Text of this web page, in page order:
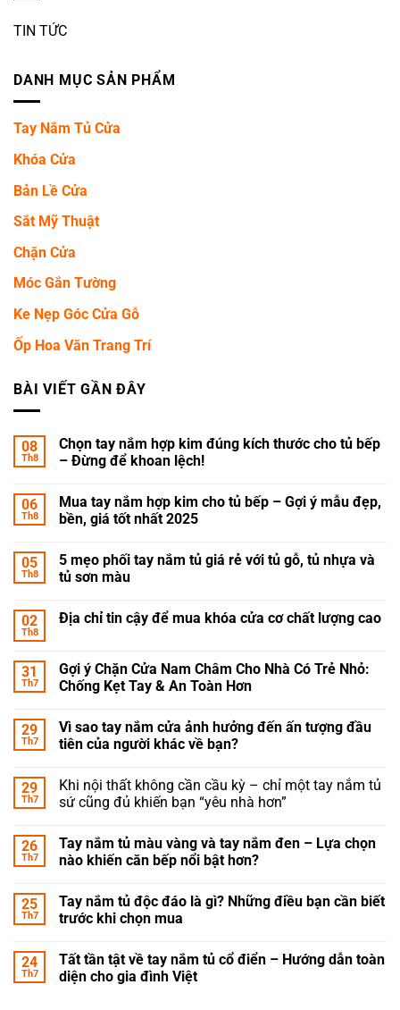
TIN TỨC
DANH MỤC SẢN PHẨM
Tay Nắm Tủ Cửa
Khóa Cửa
Bản Lề Cửa
Sắt Mỹ Thuật
Chặn Cửa
Móc Gắn Tường
Ke Nẹp Góc Cửa Gỗ
Ốp Hoa Văn Trang Trí
BÀI VIẾT GẦN ĐÂY
08
Th8
Chọn tay nắm hợp kim đúng kích thước cho tủ bếp
– Đừng để khoan lệch!
06
Th8
Mua tay nắm hợp kim cho tủ bếp – Gợi ý mẫu đẹp,
bền, giá tốt nhất 2025
05
Th8
5 mẹo phối tay nắm tủ giá rẻ với tủ gỗ, tủ nhựa và
tủ sơn màu
02
Th8
Địa chỉ tin cậy để mua khóa cửa cơ chất lượng cao
31
Th7
Gợi ý Chặn Cửa Nam Châm Cho Nhà Có Trẻ Nhỏ:
Chống Kẹt Tay & An Toàn Hơn
29
Th7
Vì sao tay nắm cửa ảnh hưởng đến ấn tượng đầu
tiên của người khác về bạn?
29
Th7
Khi nội thất không cần cầu kỳ – chỉ một tay nắm tủ
sứ cũng đủ khiến bạn “yêu nhà hơn”
26
Th7
Tay nắm tủ màu vàng và tay nắm đen – Lựa chọn
nào khiến căn bếp nổi bật hơn?
25
Th7
Tay nắm tủ độc đáo là gì? Những điều bạn cần biết
trước khi chọn mua
24
Th7
Tất tần tật về tay nắm tủ cổ điển – Hướng dẫn toàn
diện cho gia đình Việt